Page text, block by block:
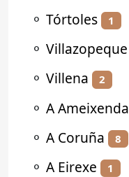
⚬ Tórtoles 1
⚬ Villazopeque
⚬ Villena 2
⚬ A Ameixenda
⚬ A Coruña 8
⚬ A Eirexe 1